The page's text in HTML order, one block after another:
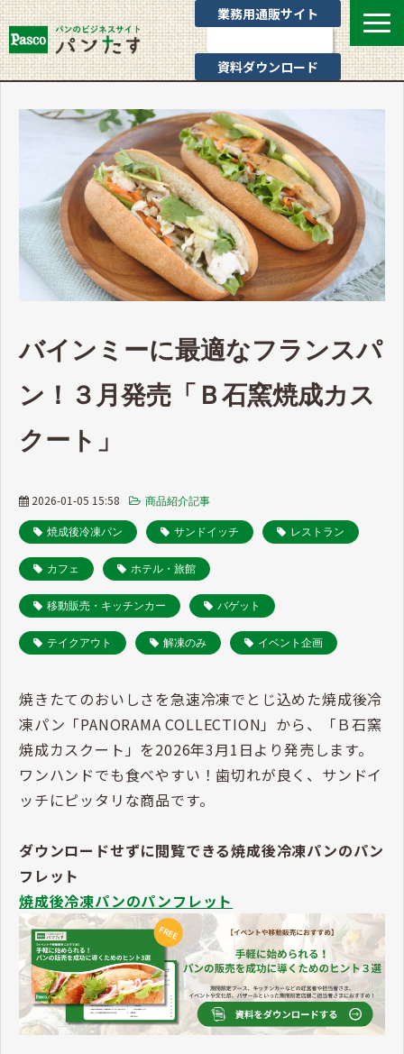
業務用通販サイト
資料ダウンロード
業態別提案
カテゴリ一覧
お役立ちブログ
Pascoのサポート
通販サイトのご案内
よくあるご質問
バインミーに最適なフランスパ
ン！３月発売「Ｂ石窯焼成カス
クート」
2026-01-05 15:58 商品紹介記事
焼成後冷凍パン サンドイッチ レストラン
カフェ ホテル・旅館
移動販売・キッチンカー バゲット
テイクアウト 解凍のみ イベント企画
焼きたてのおいしさを急速冷凍でとじ込めた焼成後冷
凍パン「PANORAMA COLLECTION」から、「Ｂ石窯
焼成カスクート」を2026年3月1日より発売します。
ワンハンドでも食べやすい！歯切れが良く、サンドイ
ッチにピッタリな商品です。
ダウンロードせずに閲覧できる焼成後冷凍パンのパン
フレット
焼成後冷凍パンのパンフレット